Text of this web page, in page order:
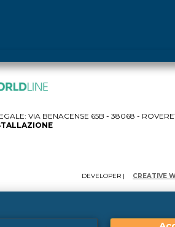
VIA BENACENSE 65B - 38068 -
DEVELOPER | CREATIVE